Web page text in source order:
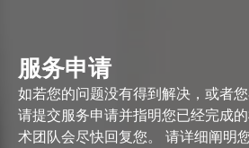
服务申请
如若您的问题没有得到解决，或者
请提交服务申请并指明您已经完成
术团队会尽快回复您。 请详细阐明